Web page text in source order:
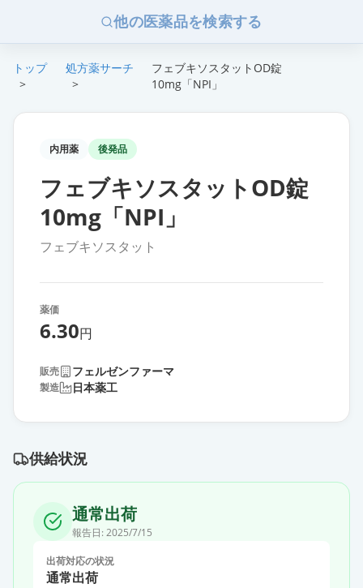
他の医薬品を検索する
トップ
>
処方薬サーチ
>
フェブキソスタットOD錠
10mg「NPI」
内用薬 後発品
フェブキソスタットOD錠
10mg「NPI」
フェブキソスタット
薬価
6.30円
販売 フェルゼンファーマ
製造 日本薬工
供給状況
通常出荷
報告日: 2025/7/15
出荷対応の状況
通常出荷